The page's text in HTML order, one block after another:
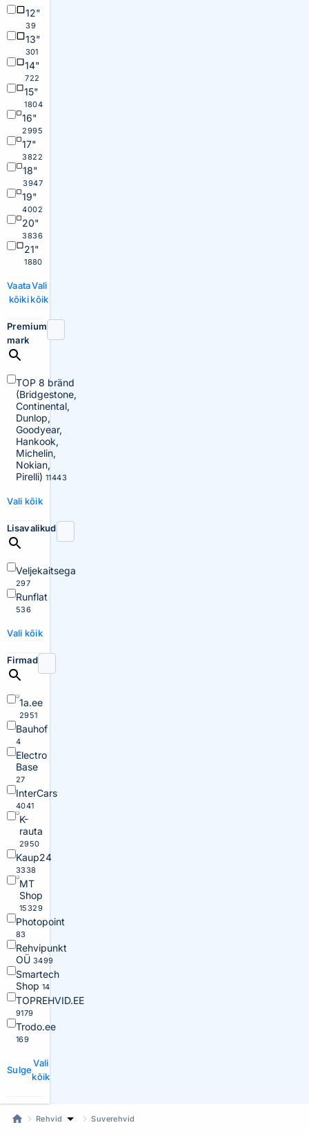
12"
39
13"
301
14"
722
15"
1804
16"
2995
17"
3822
18"
3947
19"
4002
20"
3836
21"
1880
Vaata
kõiki
Vali
kõik
Premium
mark
TOP 8 bränd
(Bridgestone,
Continental,
Dunlop,
Goodyear,
Hankook,
Michelin,
Nokian,
Pirelli) 11443
Vali kõik
Lisavalikud
Veljekaitsega
297
Runflat
536
Vali kõik
Firmad
1a.ee
2951
Bauhof
4
Electro
Base
27
InterCars
4041
K-
rauta
2950
Kaup24
3338
MT
Shop
15329
Photopoint
83
Rehvipunkt
OÜ 3499
Smartech
Shop 14
TOPREHVID.EE
9179
Trodo.ee
169
Sulge
Vali
kõik
Rehvid Suverehvid